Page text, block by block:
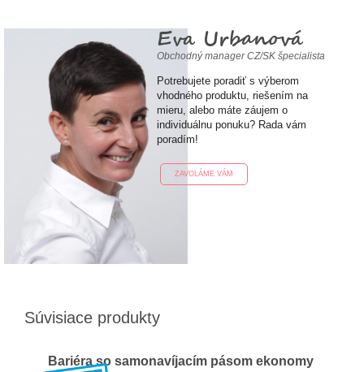
Eva Urbanová
Obchodný manager CZ/SK špecialista
Potrebujete poradiť s výberom
vhodného produktu, riešením na
mieru, alebo máte záujem o
individuálnu ponuku? Rada vám
poradím!
ZAVOLÁME VÁM
Súvisiace produkty
Bariéra so samonavíjacím pásom ekonomy